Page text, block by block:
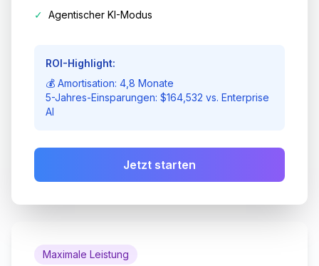
✓ Agentischer KI-Modus
ROI-Highlight:
💰 Amortisation: 4,8 Monate
5-Jahres-Einsparungen: $164,532 vs. Enterprise
AI
Jetzt starten
Maximale Leistung